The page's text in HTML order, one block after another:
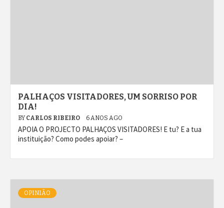
PALHAÇOS VISITADORES, UM SORRISO POR
DIA!
BY CARLOS RIBEIRO 6 ANOS AGO
APOIA O PROJECTO PALHAÇOS VISITADORES! E tu? E a tua
instituição? Como podes apoiar? –
OPINIÃO